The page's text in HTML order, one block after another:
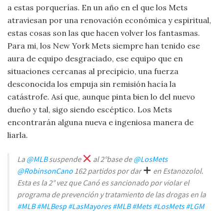
a estas porquerías. En un año en el que los Mets
atraviesan por una renovación económica y espiritual,
estas cosas son las que hacen volver los fantasmas.
Para mi, los New York Mets siempre han tenido ese
aura de equipo desgraciado, ese equipo que en
situaciones cercanas al precipicio, una fuerza
desconocida los empuja sin remisión hacía la
catástrofe. Así que, aunque pinta bien lo del nuevo
dueño y tal, sigo siendo escéptico. Los Mets
encontrarán alguna nueva e ingeniosa manera de
liarla.
La@MLBsuspende al 2°base de@LosMets
@RobinsonCano 162 partidos por dar
en Estanozolol.
Esta es la 2° vez que Canó es sancionado por violar el
programa de prevención y tratamiento de las drogas en la
#MLB #MLBesp #LasMayores #MLB #Mets #LosMets #LGM